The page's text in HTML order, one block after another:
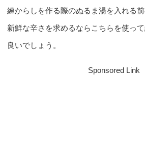
練からしを作る際のぬるま湯を入れる前
新鮮な辛さを求めるならこちらを使っ
良いでしょう。
Sponsored Link